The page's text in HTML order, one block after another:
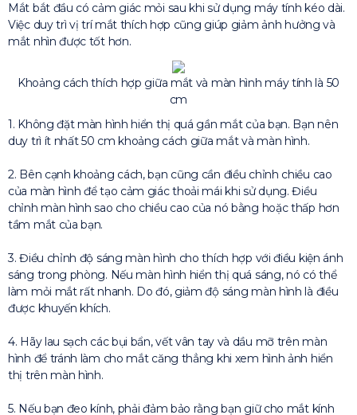
Mắt bắt đầu có cảm giác mỏi sau khi sử dụng máy tính kéo dài.
Việc duy trì vị trí mắt thích hợp cũng giúp giảm ảnh hưởng và
mắt nhìn được tốt hơn.
Khoảng cách thích hợp giữa mắt và màn hình máy tính là 50
cm
1. Không đặt màn hình hiển thị quá gần mắt của bạn. Bạn nên
duy trì ít nhất 50 cm khoảng cách giữa mắt và màn hình.
2. Bên cạnh khoảng cách, bạn cũng cần điều chỉnh chiều cao
của màn hình để tạo cảm giác thoải mái khi sử dụng. Điều
chỉnh màn hình sao cho chiều cao của nó bằng hoặc thấp hơn
tầm mắt của bạn.
3. Điều chỉnh độ sáng màn hình cho thích hợp với điều kiện ánh
sáng trong phòng. Nếu màn hình hiển thị quá sáng, nó có thể
làm mỏi mắt rất nhanh. Do đó, giảm độ sáng màn hình là điều
được khuyến khích.
4. Hãy lau sạch các bụi bẩn, vết vân tay và dầu mỡ trên màn
hình để tránh làm cho mắt căng thẳng khi xem hình ảnh hiển
thị trên màn hình.
5. Nếu bạn đeo kính, phải đảm bảo rằng bạn giữ cho mắt kính